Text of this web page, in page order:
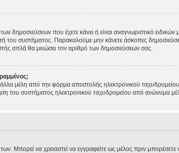
που έχετε κάνει ή είναι αναγνωριστικό ειδικών
του συστήματος. Παρακαλούμε μην κάνετε άσκοπες
απλά θα μειώσει τον αριθμό των δημοσιεύσεων σας.
μέλη από την φόρμα αποστολής ηλεκτρονικού ταχυδρομείου
του συστήματος ηλεκτρονικού ταχυδρομείου από ανώνυμα
Μπορεί να χρειαστεί να εγγραφείτε ως μέλος πριν μπορέσετε